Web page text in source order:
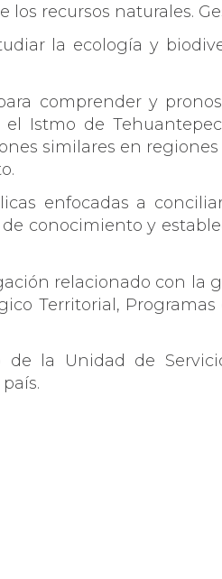
recursos naturales.
la ecología y
comprender y
Istmo de
similares en
enfocadas a
conocimiento y
relacionado con
Territorial,
la Unidad de